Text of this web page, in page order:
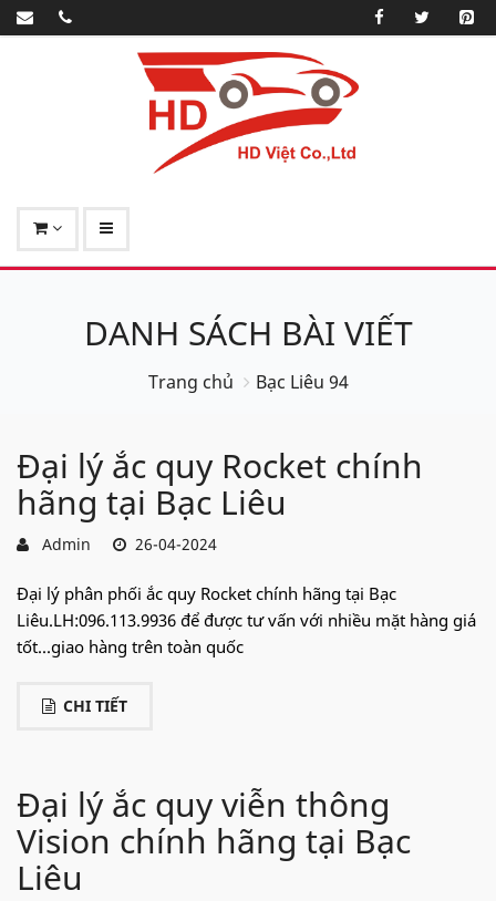
DANH SÁCH BÀI VIẾT
Trang chủ Bạc Liêu 94
Đại lý ắc quy Rocket chính
hãng tại Bạc Liêu
Admin 26-04-2024
Đại lý phân phối ắc quy Rocket chính hãng tại Bạc
Liêu.LH:096.113.9936 để được tư vấn với nhiều mặt hàng giá
tốt...giao hàng trên toàn quốc
CHI TIẾT
Đại lý ắc quy viễn thông
Vision chính hãng tại Bạc
Liêu